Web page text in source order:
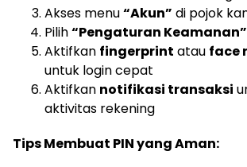
Akses menu“Akun” di pojok
Pilih“Pengaturan Keamanan”
Aktifkan fingerprint atau face
untuk login cepat
Aktifkan notifikasi transaksi
aktivitas rekening
Tips Membuat PIN yang Aman: